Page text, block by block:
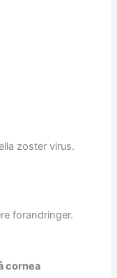
zoster virus.
forandringer.
cornea